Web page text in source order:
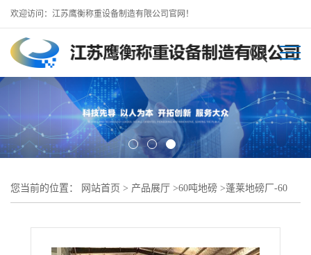
欢迎访问：江苏鹰衡称重设备制造有限公司官网！
您当前的位置： 网站首页 > 产品展厅 >60吨地磅 >蓬莱地磅厂-60